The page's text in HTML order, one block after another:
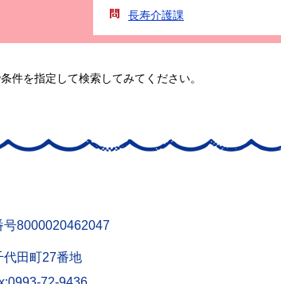
長寿介護課
件を指定して検索してみてください。
号8000020462047
田町27番地